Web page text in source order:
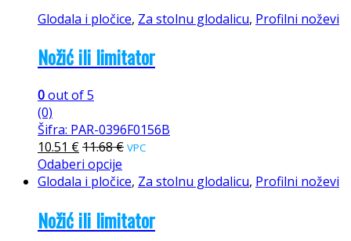
Glodala i pločice, Za stolnu glodalicu, Profilni noževi
Nožić ili limitator
0out of 5
(0)
Šifra: PAR-0396F0156B
10.51 €11.68€ VPC
Odaberi opcije
Glodala i pločice, Za stolnu glodalicu, Profilni noževi
Nožić ili limitator